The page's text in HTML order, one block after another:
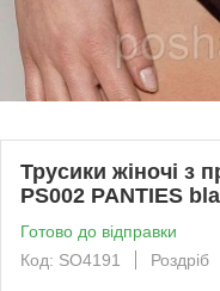
Трусики жіночі з
PS002 PANTIES
Готово до відправки
Код: SO4191
Роздріб